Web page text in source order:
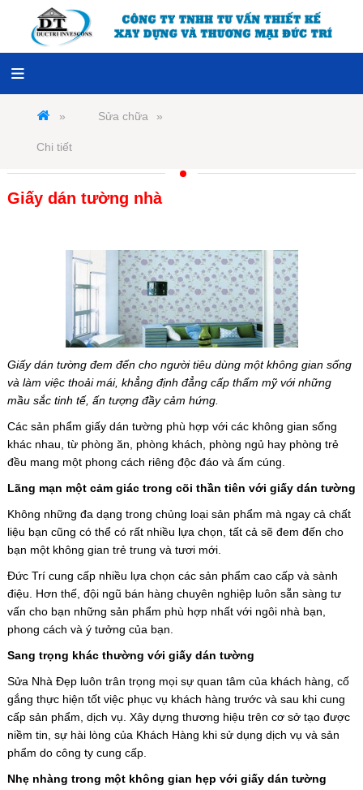
Sửa chữa
Chi tiết
Giấy dán tường nhà
Giấy dán tường đem đến cho người tiêu dùng một không gian sống
và làm việc thoải mái, khẳng định đẳng cấp thẩm mỹ với những
mầu sắc tinh tế, ấn tượng đầy cảm hứng.
Các sản phẩm giấy dán tường phù hợp với các không gian sống
khác nhau, từ phòng ăn, phòng khách, phòng ngủ hay phòng trẻ
đều mang một phong cách riêng độc đáo và ấm cúng.
Lãng mạn một cảm giác trong cõi thần tiên với giấy dán tường
Không những đa dạng trong chủng loại sản phẩm mà ngay cả chất
liệu bạn cũng có thể có rất nhiều lựa chọn, tất cả sẽ đem đến cho
bạn một không gian trẻ trung và tươi mới.
Đức Trí cung cấp nhiều lựa chọn các sản phẩm cao cấp và sành
điệu. Hơn thế, đội ngũ bán hàng chuyên nghiệp luôn sẵn sàng tư
vấn cho bạn những sản phẩm phù hợp nhất với ngôi nhà bạn,
phong cách và ý tưởng của bạn.
Sang trọng khác thường với giấy dán tường
Sửa Nhà Đẹp luôn trân trọng mọi sự quan tâm của khách hàng, cố
gắng thực hiện tốt việc phục vụ khách hàng trước và sau khi cung
cấp sản phẩm, dịch vụ. Xây dựng thương hiệu trên cơ sở tạo được
niềm tin, sự hài lòng của Khách Hàng khi sử dụng dịch vụ và sản
phẩm do công ty cung cấp.
Nhẹ nhàng trong một không gian hẹp với giấy dán tường